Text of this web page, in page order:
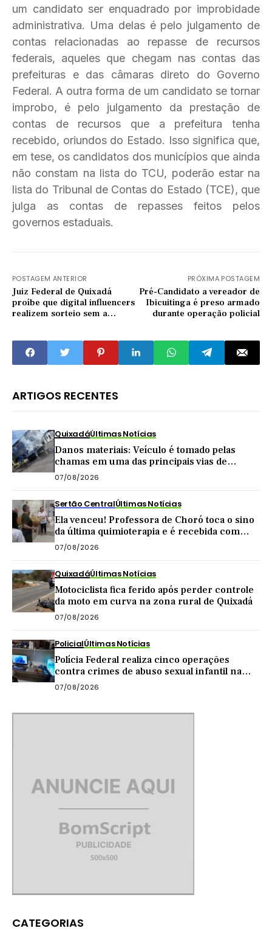
um candidato ser enquadrado por improbidade
administrativa. Uma delas é pelo julgamento de
contas relacionadas ao repasse de recursos
federais, aqueles que chegam nas contas das
prefeituras e das câmaras direto do Governo
Federal. A outra forma de um candidato se tornar
improbo, é pelo julgamento da prestação de
contas de recursos que a prefeitura tenha
recebido, oriundos do Estado. Isso significa que,
em tese, os candidatos dos municípios que ainda
não constam na lista do TCU, poderão estar na
lista do Tribunal de Contas do Estado (TCE), que
julga as contas de repasses feitos pelos
governos estaduais.
POSTAGEM ANTERIOR
Juiz Federal de Quixadá
proíbe que digital influencers
realizem sorteio sem a
PRÓXIMA POSTAGEM
Pré-Candidato a vereador de
Ibicuitinga é preso armado
durante operação policial
ARTIGOS RECENTES
QuixadáÚltimas Notícias
Danos materiais: Veículo é tomado pelas
chamas em uma das principais vias de
Quixadá
07/08/2026
Sertão CentralÚltimas Notícias
Ela venceu! Professora de Choró toca o sino
da última quimioterapia e é recebida com
carreata
07/08/2026
QuixadáÚltimas Notícias
Motociclista fica ferido após perder controle
da moto em curva na zona rural de Quixadá
07/08/2026
PolicialÚltimas Notícias
Polícia Federal realiza cinco operações
contra crimes de abuso sexual infantil na
internet
07/08/2026
CATEGORIAS